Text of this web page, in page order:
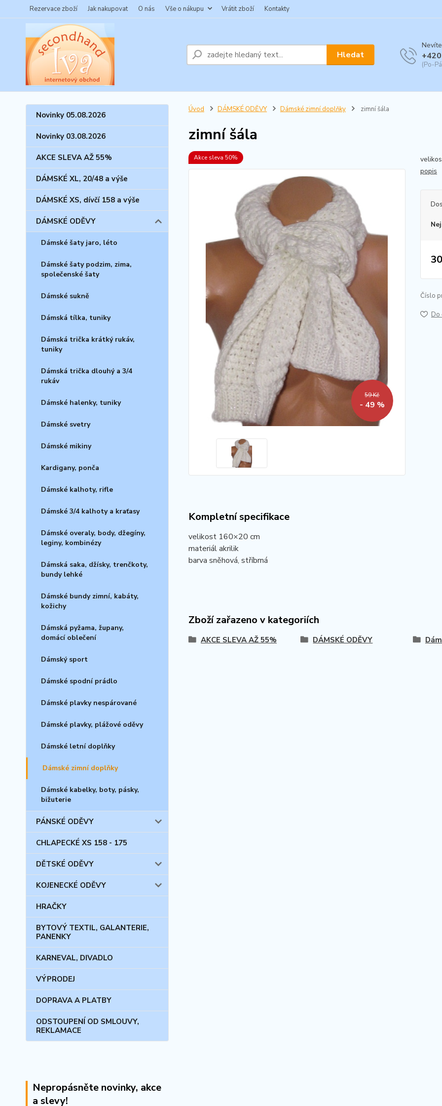
Rezervace zboží Jak nakupovat O nás Vše o nákupu Vrátit zboží Kontakty
Hledat
(Po-
Novinky 05.08.2026
Novinky 03.08.2026
AKCE SLEVA AŽ 55%
DÁMSKÉ XL, 20/48 a výše
DÁMSKÉ XS, dívčí 158 a výše
DÁMSKÉ ODĚVY
Dámské šaty jaro, léto
Dámské šaty podzim, zima,
společenské šaty
Dámské sukně
Dámská tílka, tuniky
Dámská trička krátký rukáv,
tuniky
Dámská trička dlouhý a 3/4
rukáv
Dámské halenky, tuniky
Dámské svetry
Dámské mikiny
Kardigany, ponča
Dámské kalhoty, rifle
Dámské 3/4 kalhoty a kraťasy
Dámské overaly, body, džegíny,
leginy, kombinézy
Dámská saka, džísky, trenčkoty,
bundy lehké
Dámské bundy zimní, kabáty,
kožichy
Dámská pyžama, župany,
domácí oblečení
Dámský sport
Dámské spodní prádlo
Dámské plavky nespárované
Dámské plavky, plážové oděvy
Dámské letní doplňky
Dámské zimní doplňky
Dámské kabelky, boty, pásky,
bižuterie
PÁNSKÉ ODĚVY
CHLAPECKÉ XS 158 - 175
DĚTSKÉ ODĚVY
KOJENECKÉ ODĚVY
HRAČKY
BYTOVÝ TEXTIL, GALANTERIE,
PANENKY
KARNEVAL, DIVADLO
VÝPRODEJ
DOPRAVA A PLATBY
ODSTOUPENÍ OD SMLOUVY,
REKLAMACE
Nepropásněte novinky, akce
a slevy!
Úvod DÁMSKÉ ODĚVY Dámské zimní doplňky zimní šála
zimní šála
Akce sleva 50%
59 Kč
- 49 %
popis
Číslo
Do
Kompletní specifikace
velikost 160×20 cm
materiál akrilik
barva sněhová, stříbrná
Zboží zařazeno v kategoriích
AKCE SLEVA AŽ 55% DÁMSKÉ ODĚVY